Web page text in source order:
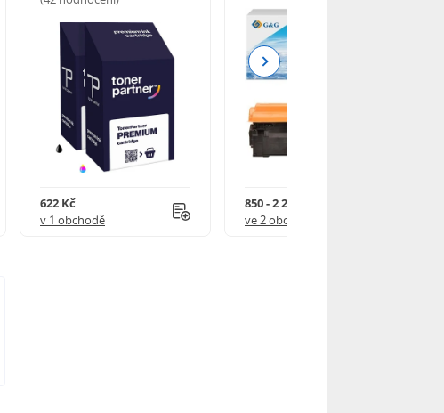
622 Kč
v 1 obchodě
850 - 2 250 Kč
ve 2 obchodech
Next